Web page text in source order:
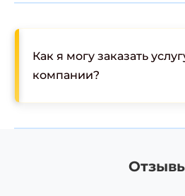
Как я могу заказать
компании?